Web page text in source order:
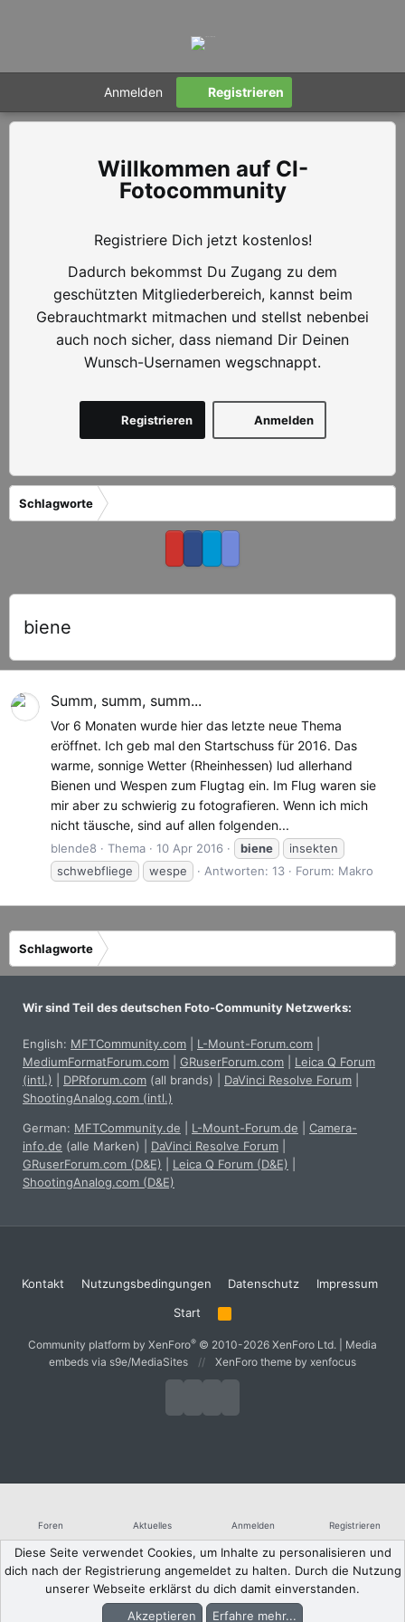
Anmelden Registrieren
CI-
Fotocommunity
Registriere Dich jetzt kostenlos!
Dadurch bekommst Du Zugang zu dem
geschützten Mitgliederbereich, kannst beim
Gebrauchtmarkt mitmachen und stellst nebenbei
auch noch sicher, dass niemand Dir Deinen
Wunsch-Usernamen wegschnappt.
Anmelden
Registrieren
Schlagworte
biene
Summ, summ, summ...
Vor 6 Monaten wurde hier das letzte neue Thema
eröffnet. Ich geb mal den Startschuss für 2016. Das
warme, sonnige Wetter (Rheinhessen) lud allerhand
Bienen und Wespen zum Flugtag ein. Im Flug waren sie
mir aber zu schwierig zu fotografieren. Wenn ich mich
nicht täusche, sind auf allen folgenden...
blende8 Thema 10 Apr 2016 biene
insekten
schwebfliege
wespe Antworten: 13 Forum: Makro
Schlagworte
Wir sind Teil des deutschen Foto-Community Netzwerks:
English: MFTCommunity.com L-Mount-Forum.com
MediumFormatForum.com
GRuserForum.com
Leica Q Forum
(intl.)
DPRforum.com (all brands) DaVinci Resolve Forum
ShootingAnalog.com (intl.)
German: MFTCommunity.de L-Mount-Forum.de
Camera-
info.de (alle Marken) DaVinci Resolve Forum
GRuserForum.com (D&E)
Leica Q Forum (D&E)
ShootingAnalog.com (D&E)
Kontakt Nutzungsbedingungen Datenschutz
Impressum
Start
R
Community platform by XenForo® © 2010-2026 XenForo Ltd.
Media
embeds via s9e/MediaSites
XenForo theme by xenfocus
Foren Aktuelles Anmelden Registrieren
Diese Seite verwendet Cookies, um Inhalte zu personalisieren und
dich nach der Registrierung angemeldet zu halten. Durch die Nutzung
unserer Webseite erklärst du dich damit einverstanden.
Akzeptieren
Erfahre mehr...